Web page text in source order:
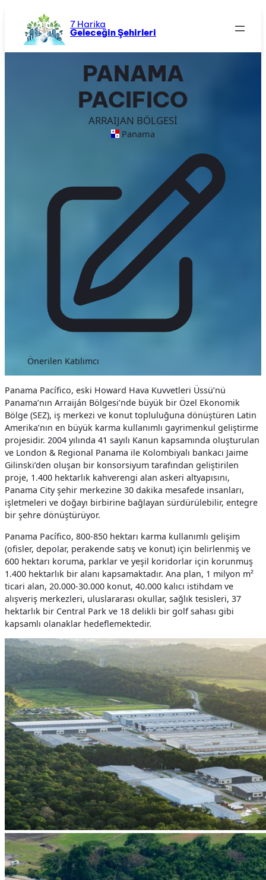
7 Harika
Geleceğin Şehirleri
PANAMA
PACIFICO
ARRAIJAN BÖLGESİ
Panama
Önerilen Katılımcı
Panama Pacífico, eski Howard Hava Kuvvetleri Üssü’nü
Panama’nın Arraiján Bölgesi’nde büyük bir Özel Ekonomik
Bölge (SEZ), iş merkezi ve konut topluluğuna dönüştüren Latin
Amerika’nın en büyük karma kullanımlı gayrimenkul geliştirme
projesidir. 2004 yılında 41 sayılı Kanun kapsamında oluşturulan
ve London & Regional Panama ile Kolombiyalı bankacı Jaime
Gilinski’den oluşan bir konsorsiyum tarafından geliştirilen
proje, 1.400 hektarlık kahverengi alan askeri altyapısını,
Panama City şehir merkezine 30 dakika mesafede insanları,
işletmeleri ve doğayı birbirine bağlayan sürdürülebilir, entegre
bir şehre dönüştürüyor.
Panama Pacífico, 800-850 hektarı karma kullanımlı gelişim
(ofisler, depolar, perakende satış ve konut) için belirlenmiş ve
600 hektarı koruma, parklar ve yeşil koridorlar için korunmuş
1.400 hektarlık bir alanı kapsamaktadır. Ana plan, 1 milyon m²
ticari alan, 20.000-30.000 konut, 40.000 kalıcı istihdam ve
alışveriş merkezleri, uluslararası okullar, sağlık tesisleri, 37
hektarlık bir Central Park ve 18 delikli bir golf sahası gibi
kapsamlı olanaklar hedeflemektedir.